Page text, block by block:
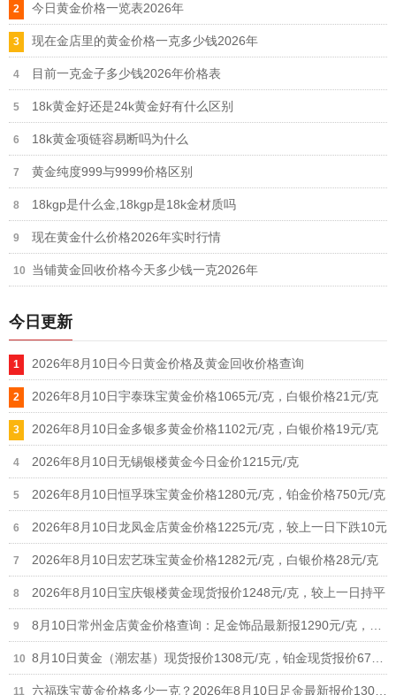
今日黄金价格一览表2026年
现在金店里的黄金价格一克多少钱2026年
目前一克金子多少钱2026年价格表
18k黄金好还是24k黄金好有什么区别
18k黄金项链容易断吗为什么
黄金纯度999与9999价格区别
18kgp是什么金,18kgp是18k金材质吗
现在黄金什么价格2026年实时行情
当铺黄金回收价格今天多少钱一克2026年
今日更新
2026年8月10日今日黄金价格及黄金回收价格查询
2026年8月10日宇泰珠宝黄金价格1065元/克，白银价格21元/克
2026年8月10日金多银多黄金价格1102元/克，白银价格19元/克
2026年8月10日无锡银楼黄金今日金价1215元/克
2026年8月10日恒孚珠宝黄金价格1280元/克，铂金价格750元/克
2026年8月10日龙凤金店黄金价格1225元/克，较上一日下跌10元
2026年8月10日宏艺珠宝黄金价格1282元/克，白银价格28元/克
2026年8月10日宝庆银楼黄金现货报价1248元/克，较上一日持平